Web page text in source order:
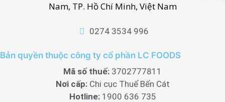
Nam, TP. Hồ Chí Minh, Việt Nam
0274 3534 996
Bản quyền thuộc công ty cổ phần LC FOODS
Mã số thuế: 3702777811
Nơi cấp:Chi cục Thuế Bến Cát
Hotline:1900 636 735